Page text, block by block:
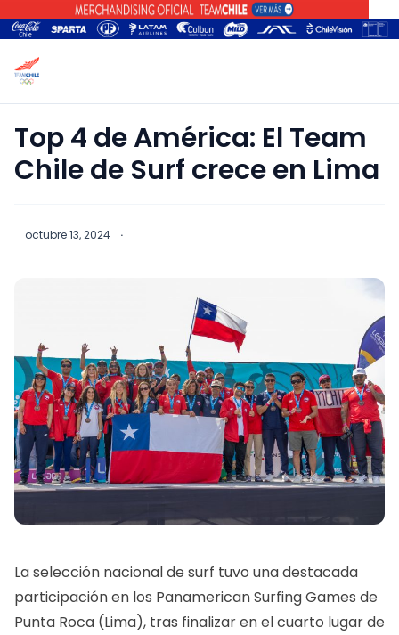
Top 4 de América: El Team
Chile de Surf crece en Lima
octubre 13, 2024 ·
La selección nacional de surf tuvo una destacada
participación en los Panamerican Surfing Games de
Punta Roca (Lima), tras finalizar en el cuarto lugar de